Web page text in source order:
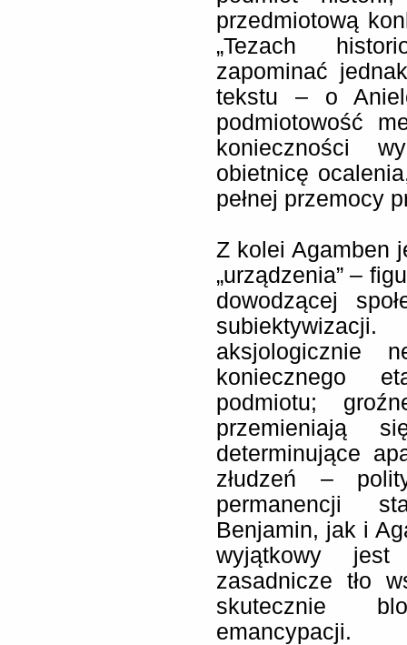
przedmiotową
„Tezach
zapominać
tekstu – o
podmiotowość
konieczności
obietnicę
pełnej przemocy
Z kolei Agamben
„urządzenia” –
dowodzącej
subiektywizacji.
aksjologicznie
koniecznego
podmiotu;
przemieniają
determinujące
złudzeń –
permanencji
Benjamin, jak i
wyjątkowy jest
zasadnicze tło
skutecznie
emancypacji.